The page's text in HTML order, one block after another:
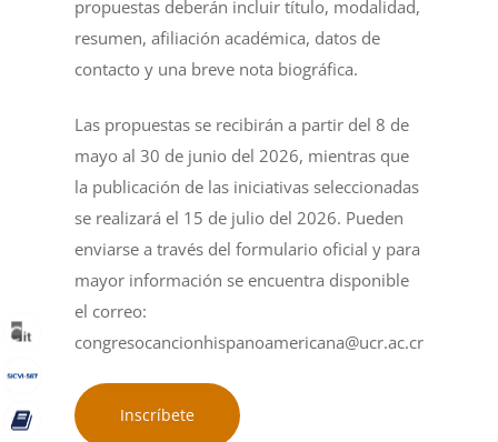
propuestas deberán incluir título, modalidad,
resumen, afiliación académica, datos de
contacto y una breve nota biográfica.
Las propuestas se recibirán a partir del 8 de
mayo al 30 de junio del 2026, mientras que
la publicación de las iniciativas seleccionadas
se realizará el 15 de julio del 2026. Pueden
enviarse a través del formulario oficial y para
mayor información se encuentra disponible
el correo:
congresocancionhispanoamericana@ucr.ac.cr
Inscríbete